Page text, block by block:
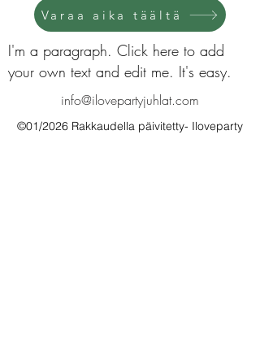
Varaa aika täältä
I'm a paragraph. Click here to add
your own text and edit me. It's easy.
info@ilovepartyjuhlat.com
©01/2026 Rakkaudella päivitetty- Iloveparty